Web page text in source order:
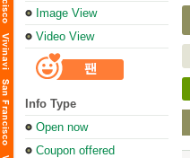
Image View
Video View
Info Type
Open now
Coupon offered